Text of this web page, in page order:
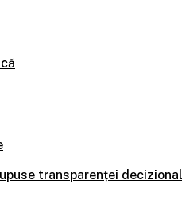
transparenței